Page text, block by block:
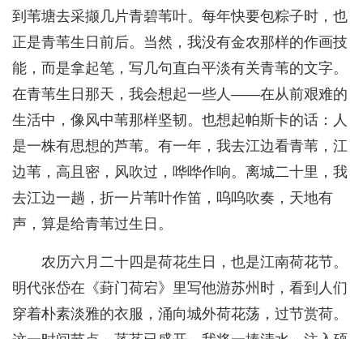
到苇塘去采撷几片青碧苇叶。每年快要包粽子时，也
正是青苇生日前后。当然，我没有金农那样的作画技
能，而是拿起笔，写几句直白平淡有关青苇的文字。
在青苇生日那天，我会想起一些人——在从前艰难的
生活中，像风中苇那样坚韧。也想起帕斯卡的话：人
是一株有思想的芦苇。有一年，我去江边看青苇，江
边苇，高且密，风吹过，哗哗作响。离城二十里，我
去江边一趟，折一片苇叶作笛，呜呜吹奏，天地有
声，算是给青苇过生日。
农历六月二十四是荷花生日，也是江南荷花节。
明代张岱在《葑门荷宕》里写他游苏州时，看到人们
穿着朴素淡雅的衣服，涌向城外荷花荡，过节赏荷。